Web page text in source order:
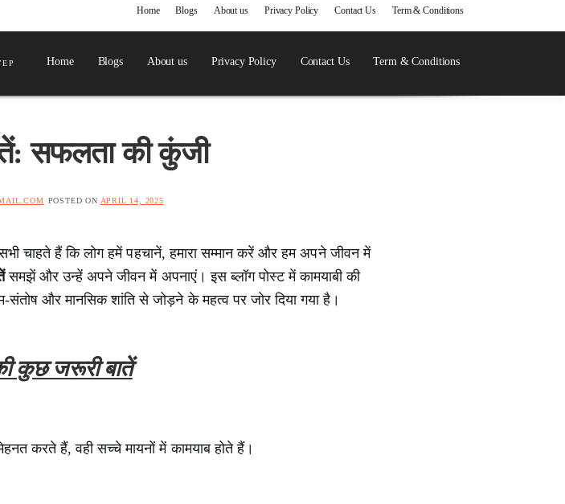
Home Blogs About us Privacy Policy Contact Us Term & Conditions
Home Blogs About us Privacy Policy Contact Us Term & Conditions
सफलता की कुंजी
POSTED ON APRIL 14, 2025
चाहते हैं कि लोग हमें पहचानें, हमारा सम्मान करें और हम अपने जीवन में
समझें और उन्हें अपने जीवन में अपनाएं। इस ब्लॉग पोस्ट में कामयाबी की
और मानसिक शांति से जोड़ने के महत्व पर जोर दिया गया है।
कुछ जरूरी बातें
करते हैं, वही सच्चे मायनों में कामयाब होते हैं।